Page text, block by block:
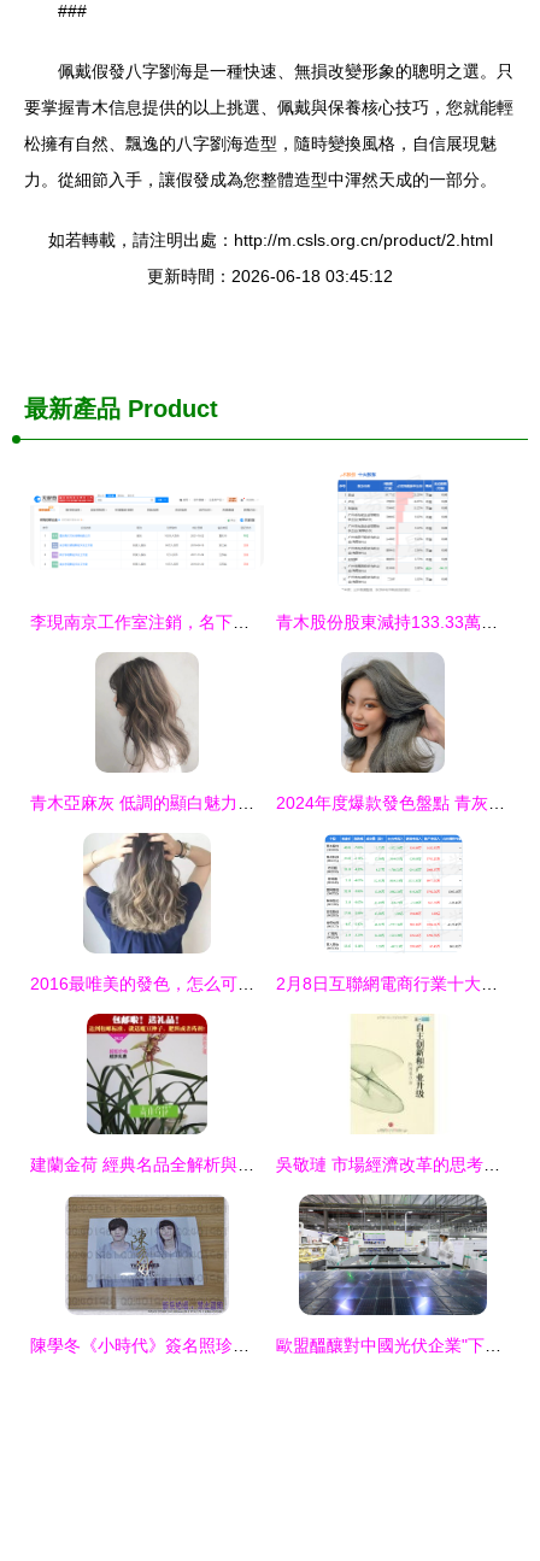
###
佩戴假發八字劉海是一種快速、無損改變形象的聰明之選。只
要掌握青木信息提供的以上挑選、佩戴與保養核心技巧，您就能輕
松擁有自然、飄逸的八字劉海造型，隨時變換風格，自信展現魅
力。從細節入手，讓假發成為您整體造型中渾然天成的一部分。
如若轉載，請注明出處：http://m.csls.org.cn/product/2.html
更新時間：2026-06-18 03:45:12
最新產品 Product